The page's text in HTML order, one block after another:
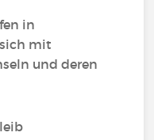
in
mit
und deren